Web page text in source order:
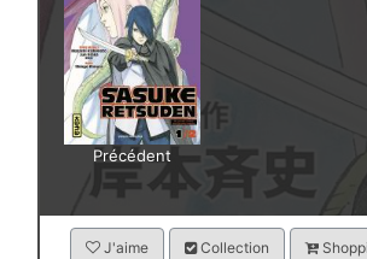
Précédent
J'aime Collection